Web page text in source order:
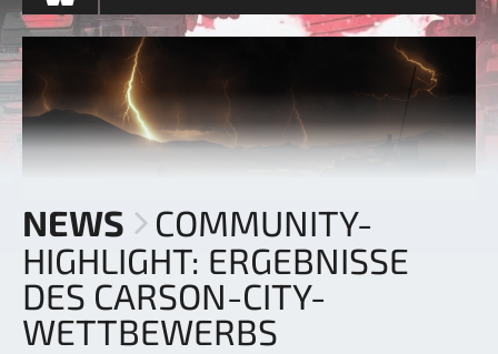
NEWS
COMMUNITY-
HIGHLIGHT: ERGEBNISSE
DES CARSON-CITY-
WETTBEWERBS